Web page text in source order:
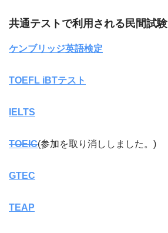
共通テストで利用される民間試験
ケンブリッジ英語検定
TOEFL iBTテスト
IELTS
TOEIC(参加を取り消ししました。)
GTEC
TEAP